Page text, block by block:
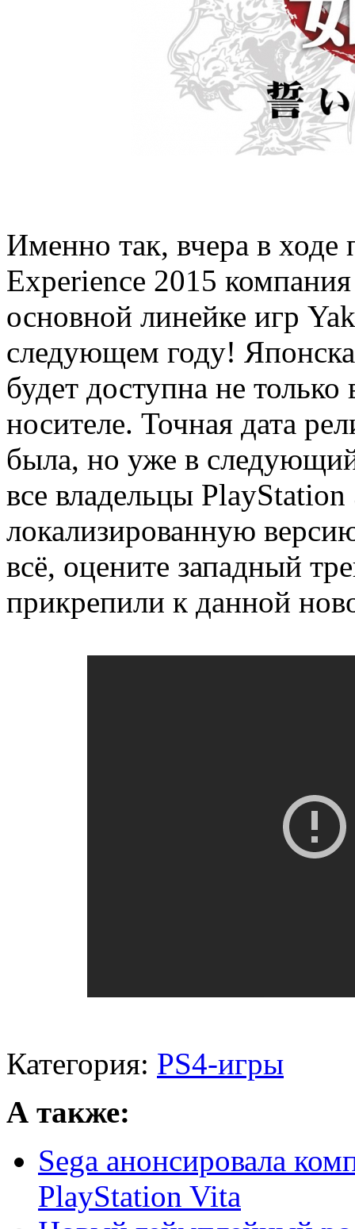
Именно так, вчера в
Experience 2015
основной линейке игр
следующем году!
будет доступна не
носителе. Точная дата
была, но уже в
все владельцы
локализированную
всё, оцените западный
прикрепили к данной
Категория: PS4-игры
А также:
Sega анонсировала
PlayStation Vita